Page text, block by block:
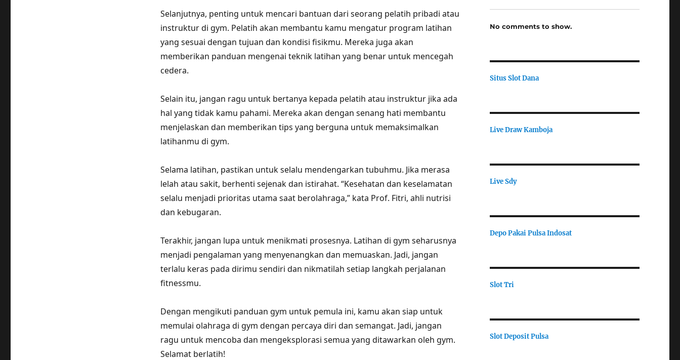
Selanjutnya, penting untuk mencari bantuan dari seorang pelatih pribadi atau
instruktur di gym. Pelatih akan membantu kamu mengatur program latihan
yang sesuai dengan tujuan dan kondisi fisikmu. Mereka juga akan
memberikan panduan mengenai teknik latihan yang benar untuk mencegah
cedera.
Selain itu, jangan ragu untuk bertanya kepada pelatih atau instruktur jika ada
hal yang tidak kamu pahami. Mereka akan dengan senang hati membantu
menjelaskan dan memberikan tips yang berguna untuk memaksimalkan
latihanmu di gym.
Selama latihan, pastikan untuk selalu mendengarkan tubuhmu. Jika merasa
lelah atau sakit, berhenti sejenak dan istirahat. “Kesehatan dan keselamatan
selalu menjadi prioritas utama saat berolahraga,” kata Prof. Fitri, ahli nutrisi
dan kebugaran.
Terakhir, jangan lupa untuk menikmati prosesnya. Latihan di gym seharusnya
menjadi pengalaman yang menyenangkan dan memuaskan. Jadi, jangan
terlalu keras pada dirimu sendiri dan nikmatilah setiap langkah perjalanan
fitnessmu.
Dengan mengikuti panduan gym untuk pemula ini, kamu akan siap untuk
memulai olahraga di gym dengan percaya diri dan semangat. Jadi, jangan
ragu untuk mencoba dan mengeksplorasi semua yang ditawarkan oleh gym.
Selamat berlatih!
No comments to show.
Situs Slot Dana
Live Draw Kamboja
Live Sdy
Depo Pakai Pulsa Indosat
Slot Tri
Slot Deposit Pulsa